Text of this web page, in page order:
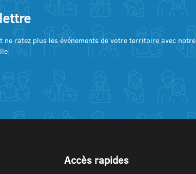
ne ratez plus les événements de votre territoire avec notre
Accès rapides